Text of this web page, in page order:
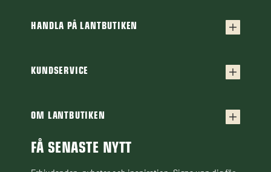
HANDLA PÅ LANTBUTIKEN
Frakt & leverans
Finansiering
Guider & Artiklar
Black Week
KUNDSERVICE
Frågor & svar
Cookiepolicy
OM LANTBUTIKEN
Om Lantbutiken
FÅ SENASTE NYTT